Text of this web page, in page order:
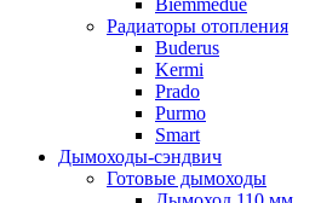
Biemmedue
Радиаторы отопления
Buderus
Kermi
Prado
Purmo
Smart
Дымоходы-сэндвич
Готовые дымоходы